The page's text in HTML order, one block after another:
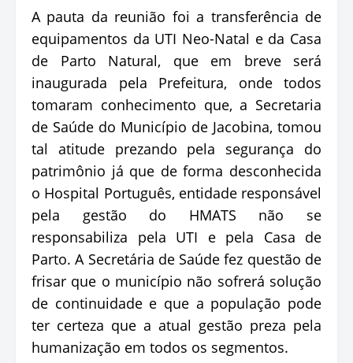
A pauta da reunião foi a transferência de
equipamentos da UTI Neo-Natal e da Casa
de Parto Natural, que em breve será
inaugurada pela Prefeitura, onde todos
tomaram conhecimento que, a Secretaria
de Saúde do Município de Jacobina, tomou
tal atitude prezando pela segurança do
patrimônio já que de forma desconhecida
o Hospital Português, entidade responsável
pela gestão do HMATS não se
responsabiliza pela UTI e pela Casa de
Parto. A Secretária de Saúde fez questão de
frisar que o município não sofrerá solução
de continuidade e que a população pode
ter certeza que a atual gestão preza pela
humanização em todos os segmentos.